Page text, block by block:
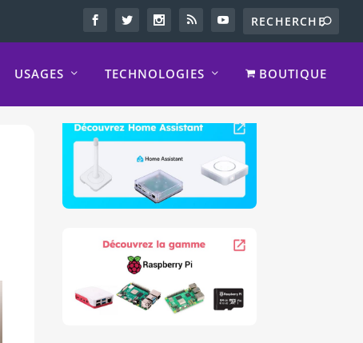
USAGES TECHNOLOGIES BOUTIQUE